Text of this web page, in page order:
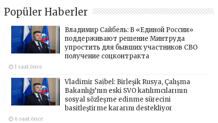
Popüler Haberler
Владимир Сайбель: В «Единой России»
поддерживают решение Минтруда
упростить для бывших участников СВО
получение соцконтракта
1 saat önce
Vladimir Saibel: Birleşik Rusya, Çalışma
Bakanlığı’nın eski SVO katılımcılarının
sosyal sözleşme edinme sürecini
basitleştirme kararını destekliyor
6 saat önce